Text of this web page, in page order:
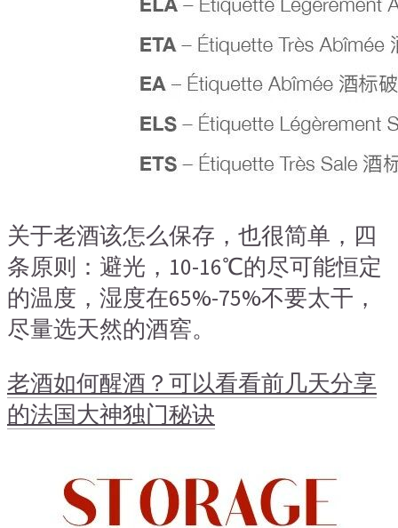
关于老酒该怎么保存，也很简单，四
条原则：避光，10-16℃的尽可能恒定
的温度，湿度在65%-75%不要太干，
尽量选天然的酒窖。
老酒如何醒酒？可以看看前几天分享
的法国大神独门秘诀